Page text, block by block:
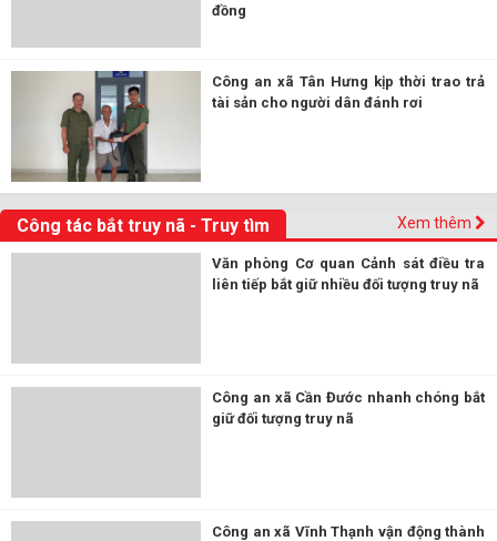
đồng
Công an xã Tân Hưng kịp thời trao trả
tài sản cho người dân đánh rơi
Công tác bắt truy nã - Truy tìm Xem thêm
Văn phòng Cơ quan Cảnh sát điều tra
liên tiếp bắt giữ nhiều đối tượng truy nã
Công an xã Cần Đước nhanh chóng bắt
giữ đối tượng truy nã
Công an xã Vĩnh Thạnh vận động thành